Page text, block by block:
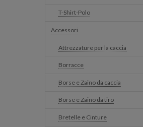
T-Shirt-Polo
Accessori
Attrezzature per la caccia
Borracce
Borse e Zaino da caccia
Borse e Zaino da tiro
Bretelle e Cinture